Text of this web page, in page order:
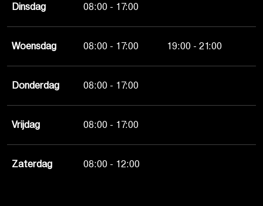
Dinsdag 08:00 - 17:00
Woensdag 08:00 - 17:00 19:00 - 21:00
Donderdag 08:00 - 17:00
Vrijdag 08:00 - 17:00
Zaterdag 08:00 - 12:00